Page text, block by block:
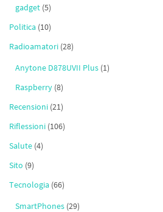
gadget (5)
Politica (10)
Radioamatori (28)
Anytone D878UVII Plus (1)
Raspberry (8)
Recensioni (21)
Riflessioni (106)
Salute (4)
Sito (9)
Tecnologia (66)
SmartPhones (29)